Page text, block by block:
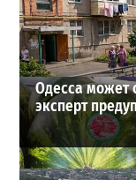
28-07-2026 в 06:47
ВИБОР РЕДАКЦИИ
Одесса может
эксперт